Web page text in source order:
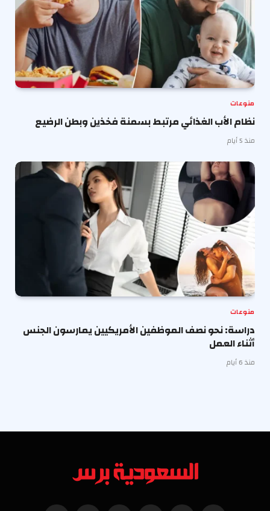
منوعات
نظام الأب الغذائي مرتبط بسمنة فخذين وبطن الرضيع
منذ 5 أيام
منوعات
دراسة: نحو نصف الموظفين الأمريكيين يمارسون الجنس
أثناء العمل
منذ 6 أيام